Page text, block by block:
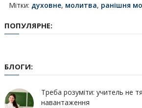
Мітки: духовне, молитва, ранішня
ПОПУЛЯРНЕ:
БЛОГИ:
Треба розуміти: учитель не
навантаження